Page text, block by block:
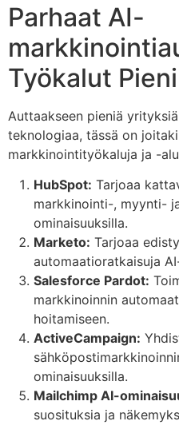
Parhaat AI-
Työkalut
Auttaakseen pieniä
teknologiaa, tässä on
markkinointityökaluja ja -
HubSpot: Tarjoaa
markkinointi-, myynti-
ominaisuuksilla.
Marketo: Tarjoaa
automaatioratkaisuja
Salesforce Pardot:
markkinoinnin
hoitamiseen.
ActiveCampaign:
ominaisuuksilla.
Mailchimp AI-
suosituksia ja